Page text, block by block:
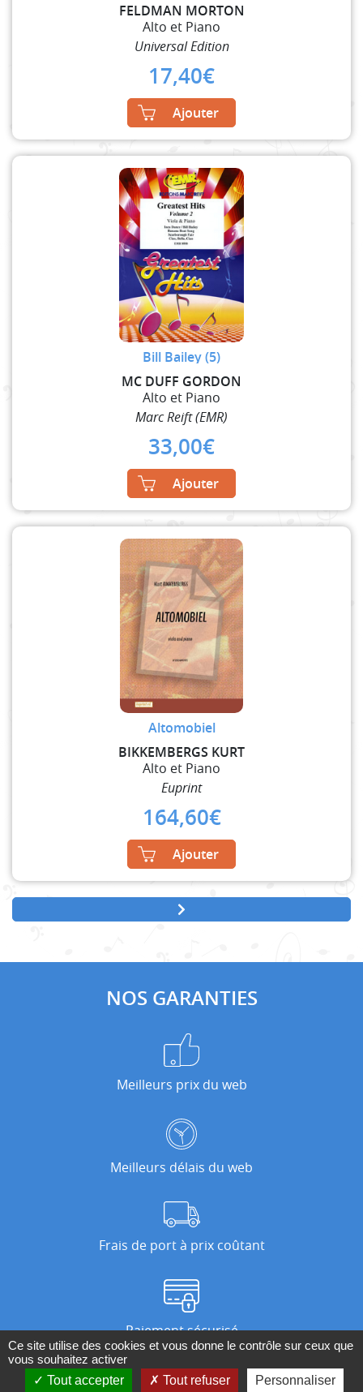
FELDMAN MORTON
Alto et Piano
Universal Edition
17,40€
Ajouter
Bill Bailey (5)
MC DUFF GORDON
Alto et Piano
Marc Reift (EMR)
33,00€
Ajouter
Altomobiel
BIKKEMBERGS KURT
Alto et Piano
Euprint
164,60€
Ajouter
NOS GARANTIES
Meilleurs prix du web
Meilleurs délais du web
Frais de port à prix coûtant
Paiement sécurisé
Ce site utilise des cookies et vous donne le contrôle sur ceux que
vous souhaitez activer
Tout accepter
Tout refuser Personnaliser